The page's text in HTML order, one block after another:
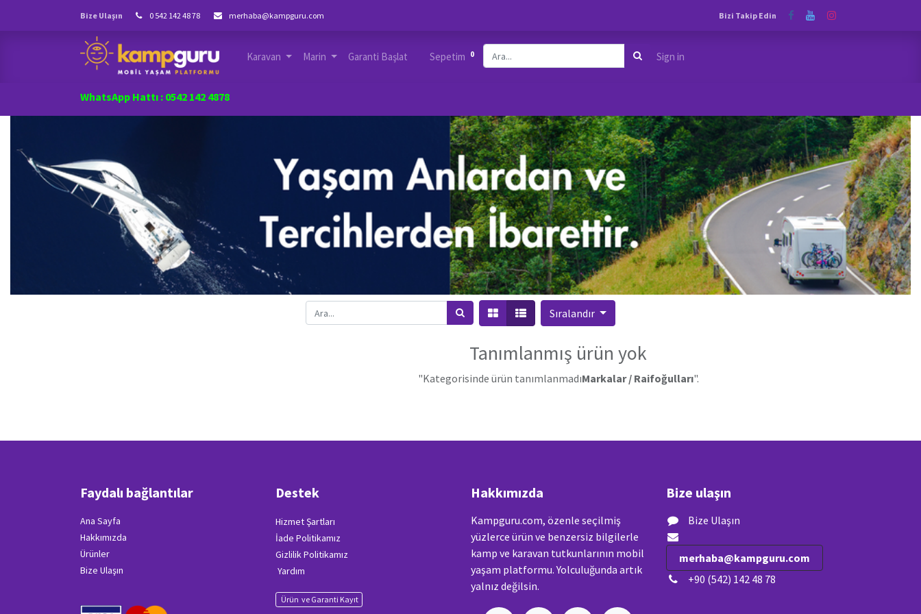
Bize Ulaşın 0 542 142 48 78 merhaba@kampguru.com Bizi Takip Edin
Karavan Marin Garanti Başlat Sepetim 0 Sign in
WhatsApp Hattı : 0542 142 4878
Sıralandır
Tanımlanmış ürün yok
"Kategorisinde ürün tanımlanmadıMarkalar / Raifoğulları".
Faydalı bağlantılar
Ana Sayfa
Hakkımızda
Ürünler
Bize Ulaşın
Destek
Hizmet Şartları
İade Politikamız
Gizlilik Politikamız
Yardım
Ürün ve Garanti Kayıt
Hakkımızda
Kampguru.com, özenle seçilmiş
yüzlerce ürün ve benzersiz bilgilerle
kamp ve karavan tutkunlarının mobil
yaşam platformu. Yolculuğunda artık
yalnız değilsin.
Bize ulaşın
Bize Ulaşın
merhaba@kampguru.com
+90 (542) 142 48 78